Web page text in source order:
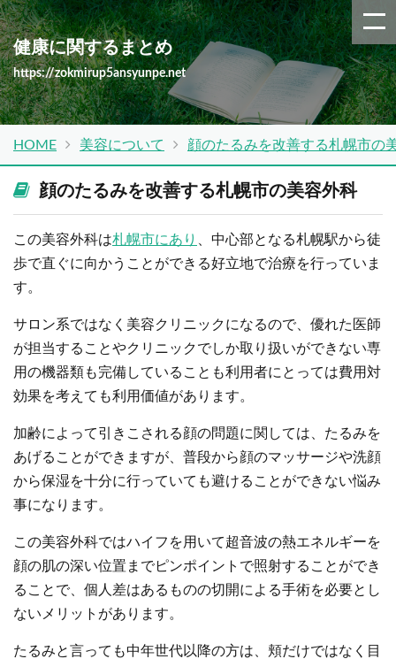
健康に関するまとめ
https://zokmirup5ansyunpe.net
HOME 美容について 顔のたるみを改善する札幌市の
顔のたるみを改善する札幌市の美容外科
この美容外科は札幌市にあり
、中心部となる札幌駅から徒
歩で直ぐに向かうことができる好立地で治療を行っていま
す。
サロン系ではなく美容クリニックになるので、優れた医師
が担当することやクリニックでしか取り扱いができない専
用の機器類も完備していることも利用者にとっては費用対
効果を考えても利用価値があります。
加齢によって引きこされる顔の問題に関しては、たるみを
あげることができますが、普段から顔のマッサージや洗顔
から保湿を十分に行っていても避けることができない悩み
事になります。
この美容外科ではハイフを用いて超音波の熱エネルギーを
顔の肌の深い位置までピンポイントで照射することができ
ることで、個人差はあるものの切開による手術を必要とし
ないメリットがあります。
たるみと言っても中年世代以降の方は、頬だけではなく目